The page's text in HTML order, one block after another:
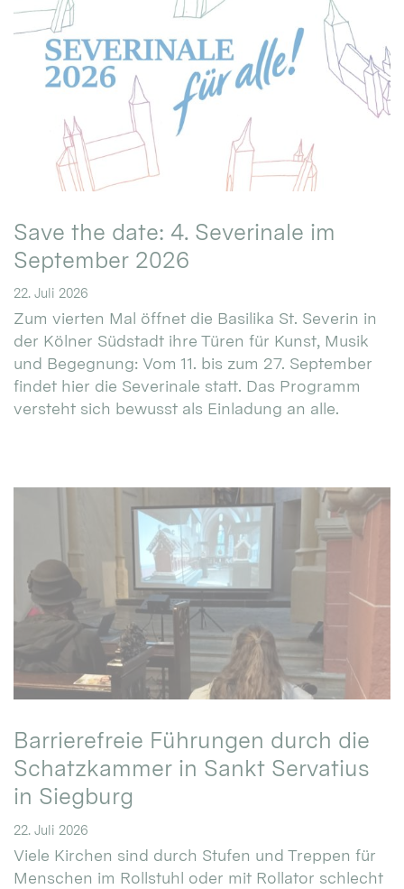
Save the date: 4. Severinale im
September 2026
22. Juli 2026
Zum vierten Mal öffnet die Basilika St. Severin in
der Kölner Südstadt ihre Türen für Kunst, Musik
und Begegnung: Vom 11. bis zum 27. September
findet hier die Severinale statt. Das Programm
versteht sich bewusst als Einladung an alle.
Barrierefreie Führungen durch die
Schatzkammer in Sankt Servatius
in Siegburg
22. Juli 2026
Viele Kirchen sind durch Stufen und Treppen für
Menschen im Rollstuhl oder mit Rollator schlecht